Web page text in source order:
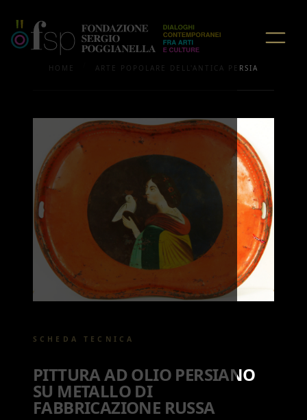
HOME ARTE POPOLARE DELL'ANTICA PERSIA
SCHEDA TECNICA
PITTURA AD OLIO PERSIANO
SU METALLO DI
FABBRICAZIONE RUSSA